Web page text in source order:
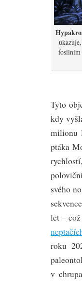
fosilním
Tyto
kdy
milionu
ptáka
svého
let –
roku
v